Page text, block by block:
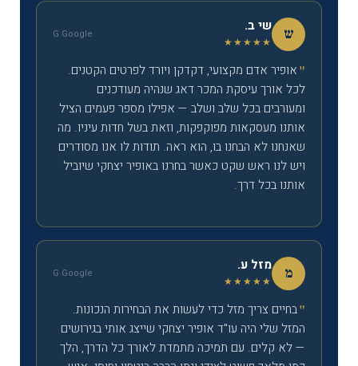
ש שי ב.
★★★★★
G Google
אופיר אדם מקצועי, דקדקן ויורד לפרטים הקטנים.
לכל אורך עיסקת המכר דאג שנהיה מעודכנים
ומעורבים בכל שלב ושלב — אפילו מספר פעמים הציל
אותנו מעסקאות מפוקפקות, וזאת בשל חדות עיניו. מה
שאנחנו לא הבחנו בו, הוא ראה. תודות לו אנו מסודרים
ויש לנו ראש שקט כאשר בחרנו באופיר יצחקי שיוביל
אותנו בכל דרך.
מ מזל ע.
★★★★★
G Google
בחיים צריך מזל כדי לעשות את הבחירות הנכונות.
המזל שלי היה עו"ד אופיר יצחקי שייצג אותי בגירושים
— לא קלים. עם תמיכה מתמדת לאורך כל הדרך, הלך